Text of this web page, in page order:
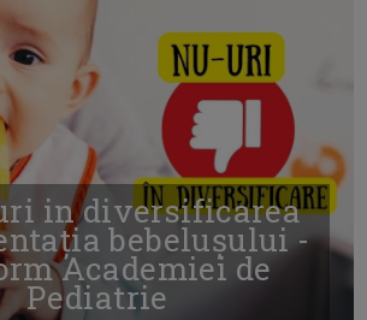
in diversificarea
bebelușului -
Academiei de
Pediatrie